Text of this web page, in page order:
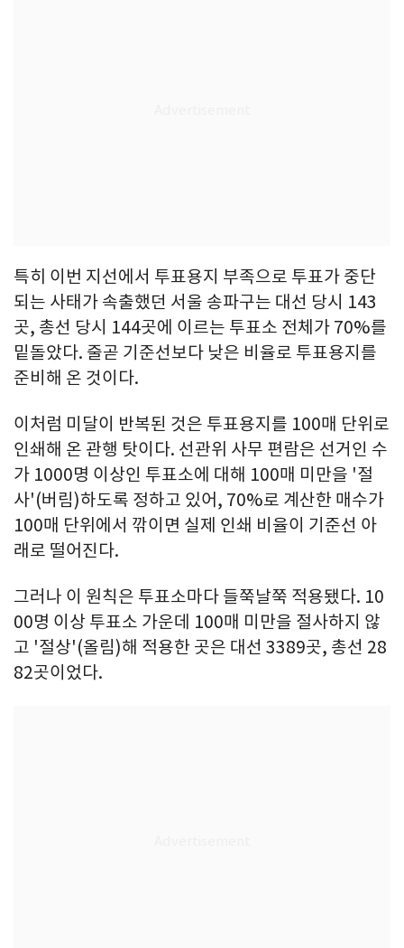
특히 이번 지선에서 투표용지 부족으로 투표가 중단
되는 사태가 속출했던 서울 송파구는 대선 당시 143
곳, 총선 당시 144곳에 이르는 투표소 전체가 70%를
밑돌았다. 줄곧 기준선보다 낮은 비율로 투표용지를
준비해 온 것이다.
이처럼 미달이 반복된 것은 투표용지를 100매 단위로
인쇄해 온 관행 탓이다. 선관위 사무 편람은 선거인 수
가 1000명 이상인 투표소에 대해 100매 미만을 '절
사'(버림)하도록 정하고 있어, 70%로 계산한 매수가
100매 단위에서 깎이면 실제 인쇄 비율이 기준선 아
래로 떨어진다.
그러나 이 원칙은 투표소마다 들쭉날쭉 적용됐다. 10
00명 이상 투표소 가운데 100매 미만을 절사하지 않
고 '절상'(올림)해 적용한 곳은 대선 3389곳, 총선 28
82곳이었다.